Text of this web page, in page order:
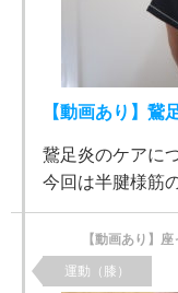
【動画あり】鵞
鵞足炎のケアに
今回は半腱様筋
【動画あり】
運動（膝）